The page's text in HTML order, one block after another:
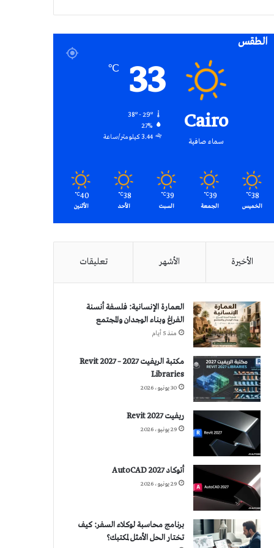
الطقس
Cairo
سماء صافية
33
℃
38º - 29º
27%
3.44 كيلومتر/ساعة
38
℃
الخميس
39
℃
الجمعة
39
℃
السبت
38
℃
الأحد
40
℃
الأثنين
الأخيرة الأشهر تعليقات
العمارة الإنسانية: فلسفة أنسنة
الفراغ وبناء الوجدان والمجتمع
منذ 5 أيام
مكتبة الريفيت 2027 – Revit 2027
Libraries
30 يونيو، 2026
ريفيت 2027 Revit
29 يونيو، 2026
أتوكاد 2027 AutoCAD
29 يونيو، 2026
برنامج محاسبة لوكلاء السفر: كيف
تختار الحل الأمثل لمكتبك؟